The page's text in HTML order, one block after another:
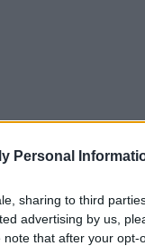
Personal
sharing to third
advertising by us,
that after your